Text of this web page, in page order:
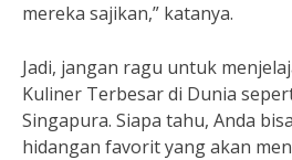
mereka sajikan,” katanya.
Jadi, jangan ragu untuk
Kuliner Terbesar di Dunia
Singapura. Siapa tahu, Anda
hidangan favorit yang akan